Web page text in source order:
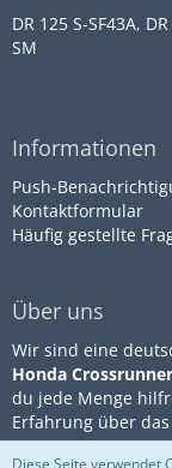
DR 125 S-SF43A,
SM
Informationen
Push-
Kontaktformular
Häufig gestellte
Über uns
Wir sind eine
Honda
du jede Menge
Erfahrung über
Diese Seite verwendet